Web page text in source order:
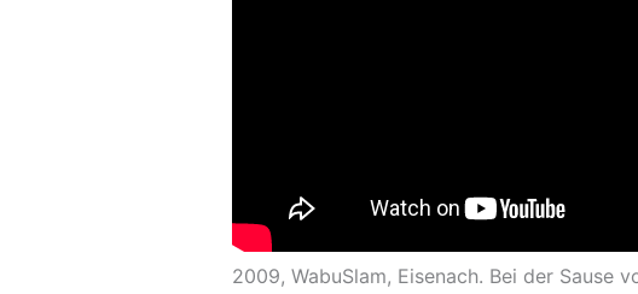
2009, WabuSlam, Eisenach. Bei der Sause